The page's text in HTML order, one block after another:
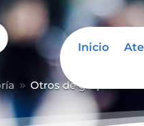
Inicio
9 Otros de grupos de